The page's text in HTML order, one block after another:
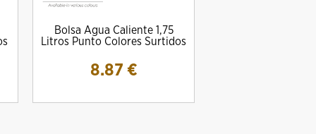
Bolsa Agua Caliente 1,75
Litros Punto Colores Surtidos
8.87 €